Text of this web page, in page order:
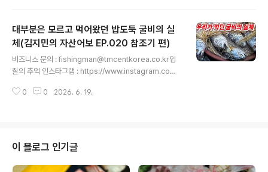
s://www.youtube.com/입질의추억tv 최근 신상으로 출
시한 코스트코 충무김밥 솔직 리뷰입니다. 입질의추억TV
를 구독(무료)하는 것은 사랑입니다~♥ '좋아요와 알림설
정도' 부탁드려요! ^^ - 총괄 및 기획 : 김지민, 조정연- 촬
영 및 가편집 : 홍나라- 종합 편집 : 안수..
대부분은 모르고 먹어왔던 밥도둑 굴비의 실
체(김지민의 자산어보 EP.020 참조기 편)
비즈니스 문의 : fishingman@tmcentkorea.co.kr입
질의 추억 인스타그램 : https://www.instagram.com/
com/slds2입질의 추억 티스토리 블로그 : https://slds
구독(무료)하는 것은 사랑입니다~♥ '좋아요와 알림설정
도' 부탁드려요! ^^ - 총괄 : 김지민- 기획, 촬영 : 김지민, 조
정연- 영상 편집 : 김은진 https://youtu.be/IWqzZqzZ
0 0 2026. 6. 19.
이 블로그 인기글